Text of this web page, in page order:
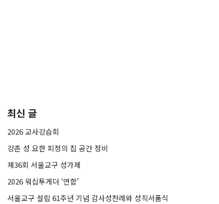
최신 글
2026 교사강습회
강촌 성 요한 피정의 집 공간 정비
제36회 서울교구 성가제
2026 워십투게더 ‘연합’
서울교구 설립 61주년 기념 감사성찬례와 성직서품식